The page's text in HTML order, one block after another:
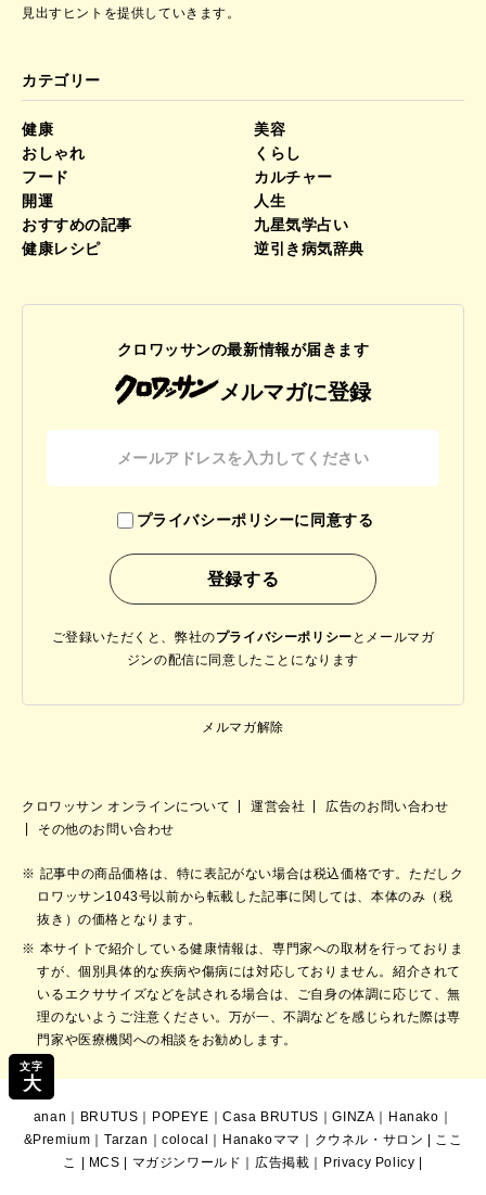
文字
大
見出すヒントを提供していきます。
カテゴリー
健康
美容
おしゃれ
くらし
フード
カルチャー
開運
人生
おすすめの記事
九星気学占い
健康レシピ
逆引き病気辞典
クロワッサンの最新情報が届きます
メルマガに登録
プライバシーポリシーに同意する
ご登録いただくと、弊社のプライバシーポリシー と メールマガ
ジンの配信に同意したことになります
メルマガ解除
クロワッサン オンラインについて 運営会社
広告のお問い合わせ
その他のお問い合わせ
記事中の商品価格は、特に表記がない場合は税込価格です。ただしク
ロワッサン1043号以前から転載した記事に関しては、本体のみ（税
抜き）の価格となります。
本サイトで紹介している健康情報は、専門家への取材を行っておりま
すが、個別具体的な疾病や傷病には対応しておりません。紹介されて
いるエクササイズなどを試される場合は、ご自身の体調に応じて、無
理のないようご注意ください。万が一、不調などを感じられた際は専
門家や医療機関への相談をお勧めします。
anan BRUTUS POPEYE ｜Casa BRUTUS ｜GINZA Hanako
&Premium ｜Tarzan ｜colocal Hanakoママ クウネル・サロン
ここ
こ
MCS マガジンワールド 広告掲載 Privacy Policy